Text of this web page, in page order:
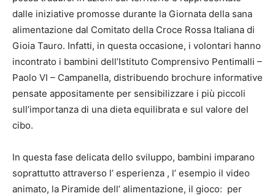
dalle iniziative promosse durante la Giornata della sana
alimentazione dal Comitato della Croce Rossa Italiana di
Gioia Tauro. Infatti, in questa occasione, i volontari hanno
incontrato i bambini dell’Istituto Comprensivo Pentimalli –
Paolo VI – Campanella, distribuendo brochure informative
pensate appositamente per sensibilizzare i più piccoli
sull’importanza di una dieta equilibrata e sul valore del
cibo.
In questa fase delicata dello sviluppo, bambini imparano
soprattutto attraverso l’ esperienza , l’ esempio il video
animato, la Piramide dell’ alimentazione, il gioco: per